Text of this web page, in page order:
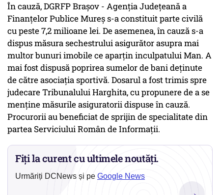
În cauză, DGRFP Braşov - Agenţia Judeţeană a
Finanţelor Publice Mureş s-a constituit parte civilă
cu peste 7,2 milioane lei. De asemenea, în cauză s-a
dispus măsura sechestrului asigurător asupra mai
multor bunuri imobile ce aparţin inculpatului Man. A
mai fost dispusă poprirea sumelor de bani deţinute
de către asociaţia sportivă. Dosarul a fost trimis spre
judecare Tribunalului Harghita, cu propunere de a se
menţine măsurile asiguratorii dispuse în cauză.
Procurorii au beneficiat de sprijin de specialitate din
partea Serviciului Român de Informaţii.
Fiți la curent cu ultimele noutăți.
Urmăriți DCNews și pe Google News